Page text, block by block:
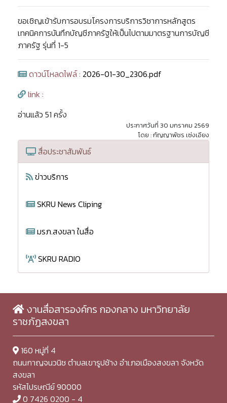
ขอเชิญเข้ารับการอบรมโครงการบริการวิชาการหลักสูตร
เทคนิคการบันทึกบัญชีภาครัฐให้เป็นไปตามมาตรฐานการบัญชี
ภาครัฐ รุ่นที่ 1-5
ดาวน์โหลดไฟล์ : 2026-01-30_2306.pdf
link :
อ่านแล้ว 51 ครั้ง
ประกาศวันที่ 30 มกราคม 2569
โดย : กัญญาพัชร เซ่งเอียง
สื่อประชาสัมพันธ์
ข่าวบริการ
SKRU News Cliping
มรภ.สงขลา ในสื่อ
SKRU RADIO
งานสื่อสารองค์กร กองกลาง มหาวิทยาลัย
ราชภัฏสงขลา
160 หมู่ที่ 4
ถนนกาญจนวนิช ตำบลเขารูปช้าง อำเภอเมืองสงขลา จังหวัด
สงขลา
รหัสไปรษณีย์ 90000
0 7426 0200 - 4